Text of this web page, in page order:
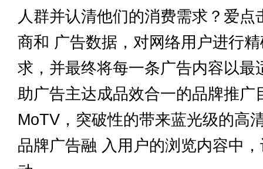
人群并认清他们的消费需求？爱
商和 广告数据，对网络用户进行
求，并最终将每一条广告内容以
助广告主达成品效合一的品牌推
MoTV，突破性的带来蓝光级的高
品牌广告融 入用户的浏览内容中